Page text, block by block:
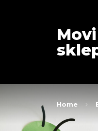
Movi
Home